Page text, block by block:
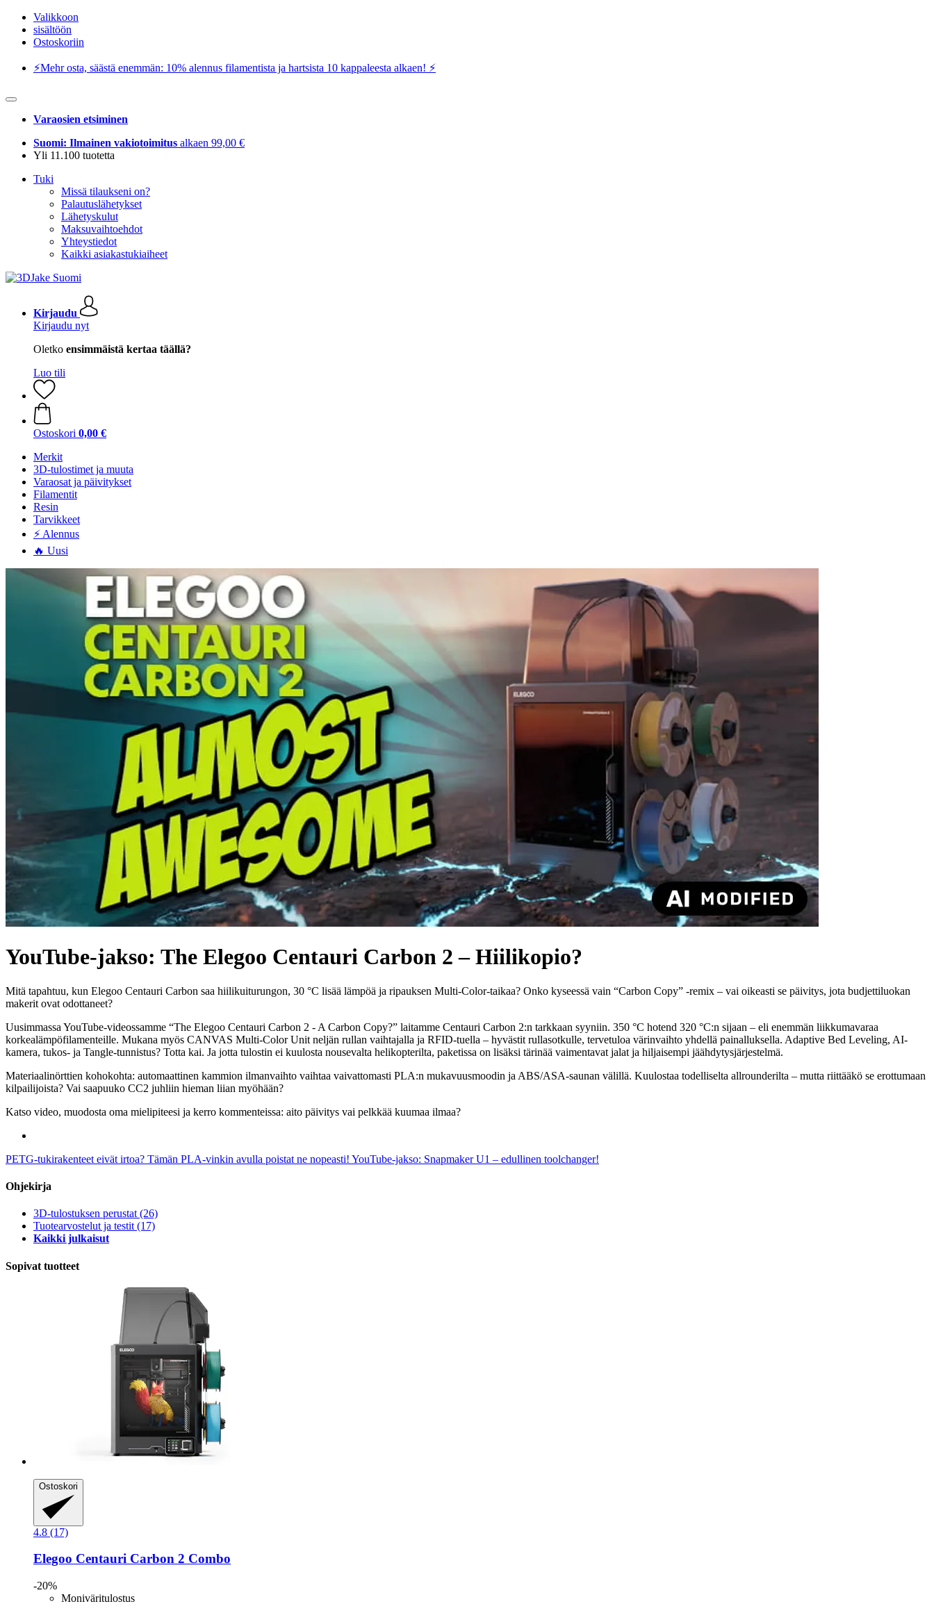
Valikkoon
sisältöön
Ostoskoriin
⚡️Mehr osta, säästä enemmän: 10% alennus filamentista ja hartsista 10 kappaleesta alkaen! ⚡️
Varaosien etsiminen
Suomi: Ilmainen vakiotoimitus alkaen 99,00 €
Yli 11.100 tuotetta
Tuki
Missä tilaukseni on?
Palautuslähetykset
Lähetyskulut
Maksuvaihtoehdot
Yhteystiedot
Kaikki asiakastukiaiheet
Kirjaudu
Kirjaudu nyt
Oletko ensimmäistä kertaa täällä?
Luo tili
Ostoskori 0,00 €
Merkit
3D-tulostimet ja muuta
Varaosat ja päivitykset
Filamentit
Resin
Tarvikkeet
⚡ Alennus
🔥 Uusi
YouTube-jakso: The Elegoo Centauri Carbon 2 – Hiilikopio?
Mitä tapahtuu, kun Elegoo Centauri Carbon saa hiilikuiturungon, 30 °C lisää lämpöä ja ripauksen Multi-Color-taikaa? Onko kyseessä vain “Carbon Copy” -remix – vai oikeasti se päivitys, jota budjettiluokan
makerit ovat odottaneet?
Uusimmassa YouTube-videossamme “The Elegoo Centauri Carbon 2 - A Carbon Copy?” laitamme Centauri Carbon 2:n tarkkaan syyniin. 350 °C hotend 320 °C:n sijaan – eli enemmän liikkumavaraa
korkealämpöfilamenteille. Mukana myös CANVAS Multi-Color Unit neljän rullan vaihtajalla ja RFID-tuella – hyvästit rullasotkulle, tervetuloa värinvaihto yhdellä painalluksella. Adaptive Bed Leveling, AI-
kamera, tukos- ja Tangle-tunnistus? Totta kai. Ja jotta tulostin ei kuulosta nousevalta helikopterilta, paketissa on lisäksi tärinää vaimentavat jalat ja hiljaisempi jäähdytysjärjestelmä.
Materiaalinörttien kohokohta: automaattinen kammion ilmanvaihto vaihtaa vaivattomasti PLA:n mukavuusmoodin ja ABS/ASA-saunan välillä. Kuulostaa todelliselta allrounderilta – mutta riittääkö se erottumaan
kilpailijoista? Vai saapuuko CC2 juhliin hieman liian myöhään?
Katso video, muodosta oma mielipiteesi ja kerro kommenteissa: aito päivitys vai pelkkää kuumaa ilmaa?
PETG-tukirakenteet eivät irtoa? Tämän PLA-vinkin avulla poistat ne nopeasti! YouTube-jakso: Snapmaker U1 – edullinen toolchanger!
Ohjekirja
3D-tulostuksen perustat(26)
Tuotearvostelut ja testit(17)
Kaikki julkaisut
Sopivat tuotteet
Ostoskori
4.8 (17)
Elegoo Centauri Carbon 2 Combo
-20%
Moniväritulostus